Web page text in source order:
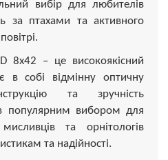
вибір для любителів
за птахами та активного
8x42 – це високоякісний
в собі відмінну оптичну
та зручність
популярним вибором для
та орнітологів
та надійності.